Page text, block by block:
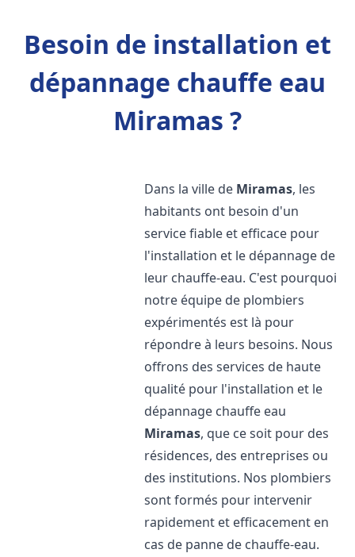
Besoin de installation et
dépannage chauffe eau
Miramas ?
Dans la ville de Miramas, les
habitants ont besoin d'un
service fiable et efficace pour
l'installation et le dépannage de
leur chauffe-eau. C'est pourquoi
notre équipe de plombiers
expérimentés est là pour
répondre à leurs besoins. Nous
offrons des services de haute
qualité pour l'installation et le
dépannage chauffe eau
Miramas, que ce soit pour des
résidences, des entreprises ou
des institutions. Nos plombiers
sont formés pour intervenir
rapidement et efficacement en
cas de panne de chauffe-eau.